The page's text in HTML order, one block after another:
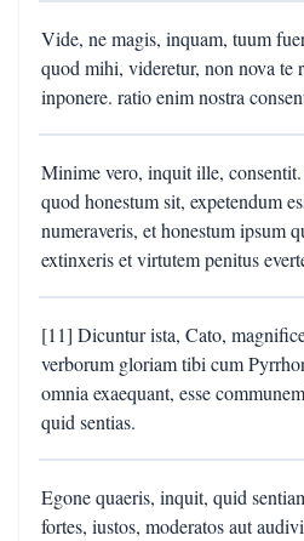
Vide, ne magis, inquam, tuum
quod mihi, videretur, non nova te
inponere. ratio enim nostra
Minime vero, inquit ille,
quod honestum sit, expetendum
numeraveris, et honestum ipsum
extinxeris et virtutem penitus
[11] Dicuntur ista, Cato,
verborum gloriam tibi cum
omnia exaequant, esse
quid sentias.
Egone quaeris, inquit, quid
fortes, iustos, moderatos aut